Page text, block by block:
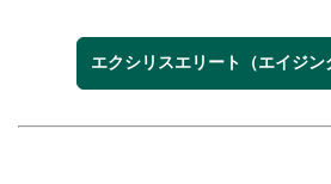
エクシリスエリート（エイジン